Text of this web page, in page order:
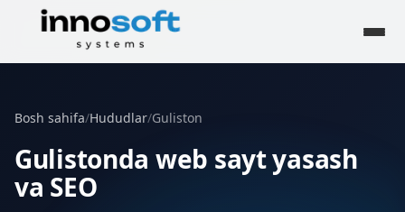
Bosh sahifa/Hududlar/Guliston
Gulistonda web sayt yasash
va SEO